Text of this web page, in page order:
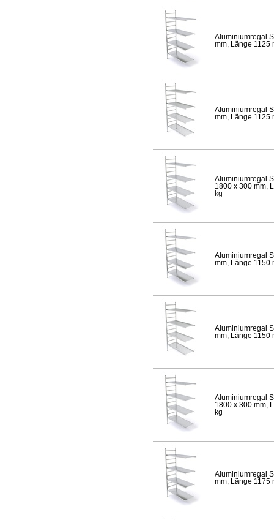
Aluminiumregal
mm, Länge 1125
Aluminiumregal
mm, Länge 1125
Aluminiumregal
1800 x 300 mm,
kg
Aluminiumregal
mm, Länge 1150
Aluminiumregal
mm, Länge 1150
Aluminiumregal
1800 x 300 mm,
kg
Aluminiumregal
mm, Länge 1175